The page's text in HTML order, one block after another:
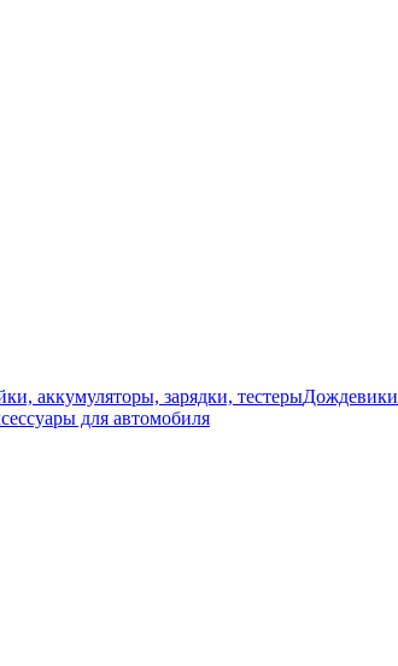
аккумуляторы, зарядки, тестерыДождевики
для автомобиля